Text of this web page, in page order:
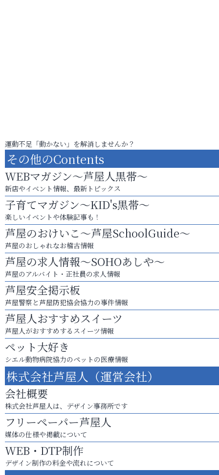
運動不足「動かない」を解消しませんか？
その他のContents
WEBマガジン～芦屋人黒帯～
新店やイベント情報、最新トピックス
子育てマガジン～KID's黒帯～
楽しいイベントや体験記事も！
芦屋のおけいこ～芦屋SchoolGuide～
芦屋のおしゃれなお稽古情報
芦屋の求人情報～SOHOあしや～
芦屋のアルバイト・正社員の求人情報
芦屋安全掲示板
芦屋警察と芦屋防犯協会協力の事件情報
芦屋人おすすめスイーツ
芦屋人がおすすめするスイーツ情報
ペット大好き
シエル動物病院協力のペットの医療情報
株式会社芦屋人（運営会社）
会社概要
株式会社芦屋人は、デザイン事務所です
フリーペーパー芦屋人
媒体の仕様や掲載について
WEB・DTP制作
デザイン制作の料金や流れについて